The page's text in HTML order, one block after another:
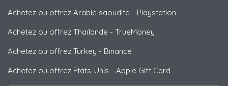
Achetez ou offrez Arabie saoudite - Playstation
Achetez ou offrez Thaïlande - TrueMoney
Achetez ou offrez Turkey - Binance
Achetez ou offrez États-Unis - Apple Gift Card